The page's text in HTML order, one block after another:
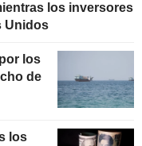
los inversores
Unidos
los
de
los